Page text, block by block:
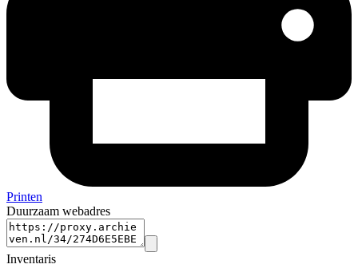
Printen
Duurzaam webadres
Inventaris